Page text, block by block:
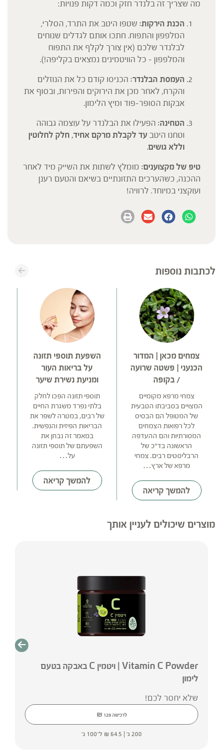
מה שצריך זה בלנדר חזק וכמה דקות פנויות:
הכנת הירקות: שטפו היטב את התרד, הסלרי,
המלפפון והתפוח. חתכו אותם לגדלים שנוחים
לבלנדר שלכם (אין צורך לקלף את התפוח
והמלפפון – כל הוויטמינים נמצאים בקליפה!).
העמסת הבלנדר: הכניסו קודם כל את הנוזלים
והקרח, לאחר מכן את הירוקים והפירות, ובסוף את
אבקות הסופר-פוד ומיץ הלימון.
הטחינה: הפעילו את הבלנדר על עוצמה גבוהה
וטחנו היטבעד לקבלת מרקם אחיד, חלק לחלוטין
וללא גושים.
טיפ של מקצוענים: מומלץ לשתות את השייק מיד לאחר
ההכנה, כשהערכים התזונתיים בשיאם והטעם רענן
ועוקצני במיוחד. לרוויה!
לכתבות נוספות
צמחים מכאן | המדור
הכנעני | פשטה שרועה
/ בקופה
צמחי מרפא מקומיים
המצויים בסביבתו הטבעית
של המטופל הם הבסיס
לכל רפואות הצמחים
המסורתיות והם ההעדפה
הראשונה בד"כ של
הרבליסטים רבים. צמחי
מרפא של ארץ…
להמשך קריאה
השפעת תוספי תזונה
על בריאות העור
ומניעת נשירת שיער
תוספי תזונה הפכו לחלק
בלתי נפרד משגרת החיים
של רבים, במטרה לשפר את
הבריאות הפיזית והנפשית.
במאמר זה נבחן את
השפעתם של תוספי תזונה
על…
להמשך קריאה
מוצרים שיכולים לעניין אותך
Vitamin C Powder | ויטמין C באבקה בטעם
לימון
שלא יחסר לכם!
לרכישה ₪ 129
200 ג' | ₪ 64.5 ל־100 ג'